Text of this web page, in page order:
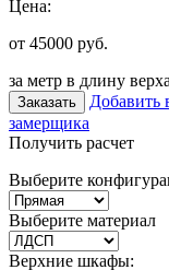
Цена:
от 45000 руб.
за метр в длину
Заказать Добавить
замерщика
Получить расчет
Выберите
Выберите материал
Верхние шкафы: